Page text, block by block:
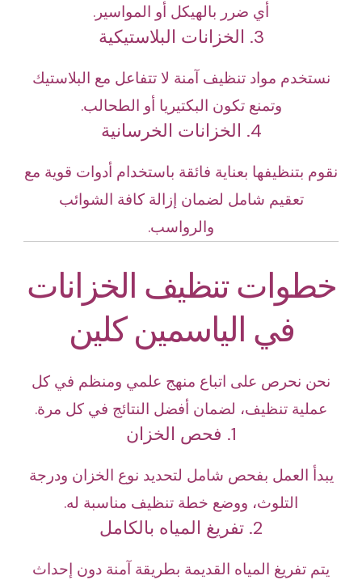
أي ضرر بالهيكل أو المواسير.
3. الخزانات البلاستيكية
نستخدم مواد تنظيف آمنة لا تتفاعل مع البلاستيك
وتمنع تكون البكتيريا أو الطحالب.
4. الخزانات الخرسانية
نقوم بتنظيفها بعناية فائقة باستخدام أدوات قوية مع
تعقيم شامل لضمان إزالة كافة الشوائب
والرواسب.
خطوات تنظيف الخزانات
في الياسمين كلين
نحن نحرص على اتباع منهج علمي ومنظم في كل
عملية تنظيف، لضمان أفضل النتائج في كل مرة.
1. فحص الخزان
يبدأ العمل بفحص شامل لتحديد نوع الخزان ودرجة
التلوث، ووضع خطة تنظيف مناسبة له.
2. تفريغ المياه بالكامل
يتم تفريغ المياه القديمة بطريقة آمنة دون إحداث